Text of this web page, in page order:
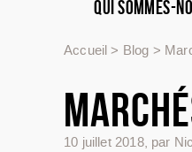
QUI SOMMES-
Accueil > Blog >
10 juillet 2018, par